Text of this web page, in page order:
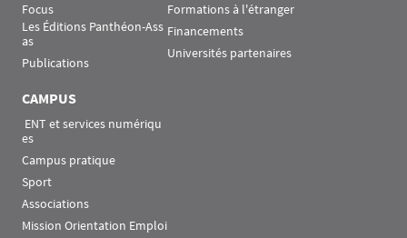
Focus
Les Éditions Panthéon-Ass
as
Publications
Formations à l'étranger
Financements
Universités partenaires
CAMPUS
es
Campus pratique
Sport
Associations
Mission Orientation Emploi